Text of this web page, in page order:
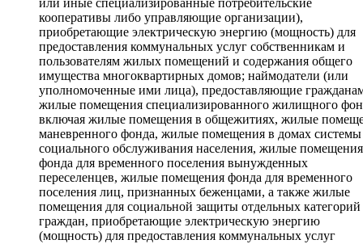
или иные специализированные потребительские
кооперативы либо управляющие организации),
приобретающие электрическую энергию (мощность) для
предоставления коммунальных услуг собственникам и
пользователям жилых помещений и содержания общего
имущества многоквартирных домов; наймодатели (или
уполномоченные ими лица), предоставляющие
жилые помещения специализированного жилищного
включая жилые помещения в общежитиях, жилые
маневренного фонда, жилые помещения в домах системы
социального обслуживания населения, жилые помещения
фонда для временного поселения вынужденных
переселенцев, жилые помещения фонда для временного
поселения лиц, признанных беженцами, а также жилые
помещения для социальной защиты отдельных категорий
граждан, приобретающие электрическую энергию
(мощность) для предоставления коммунальных услуг